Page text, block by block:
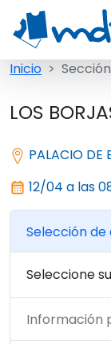
Inicio Sección
LOS
PALACIO DE
12/04 a las
Selección de
Seleccione
Información